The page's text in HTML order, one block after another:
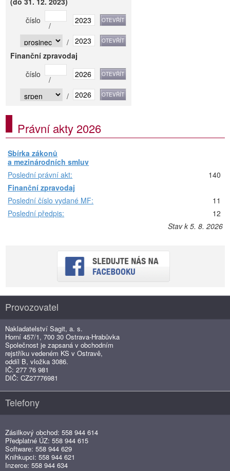
číslo
/
/
Finanční zpravodaj
číslo
/
/
Právní akty 2026
Sbírka zákonů
a mezinárodních smluv
Poslední právní akt:
140
Finanční zpravodaj
Poslední číslo vydané MF:
11
Poslední předpis:
12
Stav k 5. 8. 2026
Provozovatel
Nakladatelství Sagit, a. s.
Horní 457/1, 700 30 Ostrava-Hrabůvka
Společnost je zapsaná v obchodním
rejstříku vedeném KS v Ostravě,
oddíl B, vložka 3086.
IČ: 277 76 981
DIČ: CZ27776981
Telefony
Zásilkový obchod: 558 944 614
Předplatné ÚZ: 558 944 615
Software: 558 944 629
Knihkupci: 558 944 621
Inzerce: 558 944 634